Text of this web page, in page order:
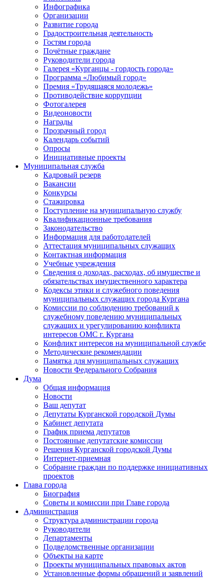
Инфографика
Организации
Развитие города
Градостроительная деятельность
Гостям города
Почётные граждане
Руководители города
Галерея «Курганцы - гордость города»
Программа «Любимый город»
Премия «Трудящаяся молодежь»
Противодействие коррупции
Фотогалерея
Видеоновости
Награды
Прозрачный город
Календарь событий
Опросы
Инициативные проекты
Муниципальная служба
Кадровый резерв
Вакансии
Конкурсы
Стажировка
Поступление на муниципальную службу
Квалификационные требования
Законодательство
Информация для работодателей
Аттестация муниципальных служащих
Контактная информация
Учебные учреждения
Сведения о доходах, расходах, об имуществе и
обязательствах имущественного характера
Кодексы этики и служебного поведения
муниципальных служащих города Кургана
Комиссии по соблюдению требований к
служебному поведению муниципальных
служащих и урегулированию конфликта
интересов ОМС г. Кургана
Конфликт интересов на муниципальной службе
Методические рекомендации
Памятка для муниципальных служащих
Новости Федерального Cобрания
Дума
Общая информация
Новости
Ваш депутат
Депутаты Курганской городской Думы
Кабинет депутата
График приема депутатов
Постоянные депутатские комиссии
Решения Курганской городской Думы
Интернет-приемная
Собрание граждан по поддержке инициативных
проектов
Глава города
Биография
Советы и комиссии при Главе города
Администрация
Структура администрации города
Руководители
Департаменты
Подведомственные организации
Объекты на карте
Проекты муниципальных правовых актов
Установленные формы обращений и заявлений